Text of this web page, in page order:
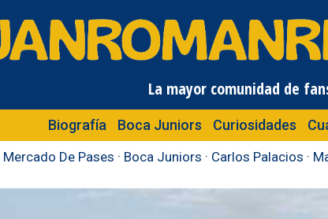
La mayor comunidad de
Biografía Boca Juniors Curiosidades
Mercado De Pases · Boca Juniors · Carlos Palacios ·